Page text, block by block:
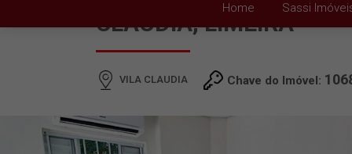
Home Sassi
CLAUDIA, LIMEIRA
VILA CLAUDIA Chave do Imóvel: